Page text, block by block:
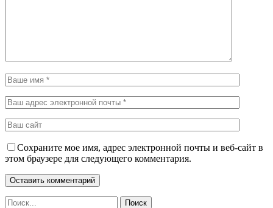
Сохраните мое имя, адрес электронной почты и веб-сайт в
этом браузере для следующего комментария.